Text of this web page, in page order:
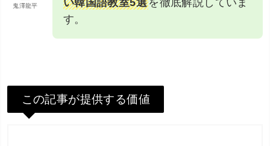
鬼澤龍平
い韓国語教室5選を徹底解説していま
す。
この記事が提供する価値